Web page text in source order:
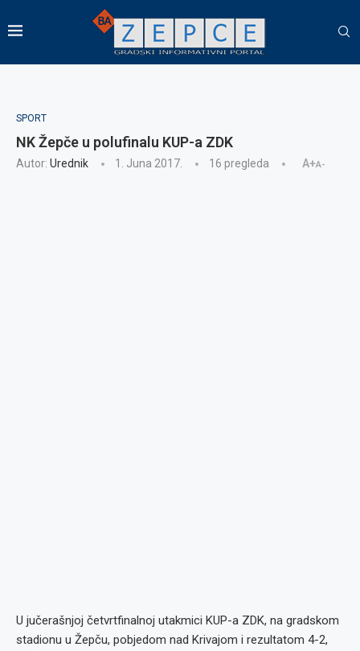
SPORT
NK Žepče u polufinalu KUP-a ZDK
Autor: Urednik 1. Juna 2017. 16 pregleda A+A-
U jučerašnjoj četvrtfinalnoj utakmici KUP-a ZDK, na gradskom
stadionu u Žepču, pobjedom nad Krivajom i rezultatom 4-2,